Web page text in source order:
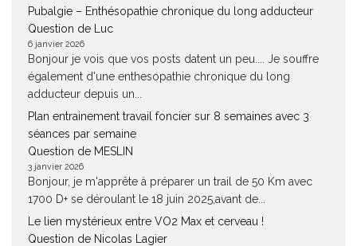
Pubalgie – Enthésopathie chronique du long adducteur
Question de Luc
6 janvier 2026
Bonjour je vois que vos posts datent un peu.... Je souffre
également d'une enthesopathie chronique du long
adducteur depuis un...
Plan entrainement travail foncier sur 8 semaines avec 3
séances par semaine
Question de MESLIN
3 janvier 2026
Bonjour, je m'apprête à préparer un trail de 50 Km avec
1700 D+ se déroulant le 18 juin 2025,avant de...
Le lien mystérieux entre VO2 Max et cerveau !
Question de Nicolas Lagier